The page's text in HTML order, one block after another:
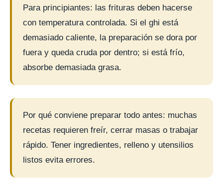
Para principiantes: las frituras deben hacerse
con temperatura controlada. Si el ghi está
demasiado caliente, la preparación se dora por
fuera y queda cruda por dentro; si está frío,
absorbe demasiada grasa.
Por qué conviene preparar todo antes: muchas
recetas requieren freír, cerrar masas o trabajar
rápido. Tener ingredientes, relleno y utensilios
listos evita errores.